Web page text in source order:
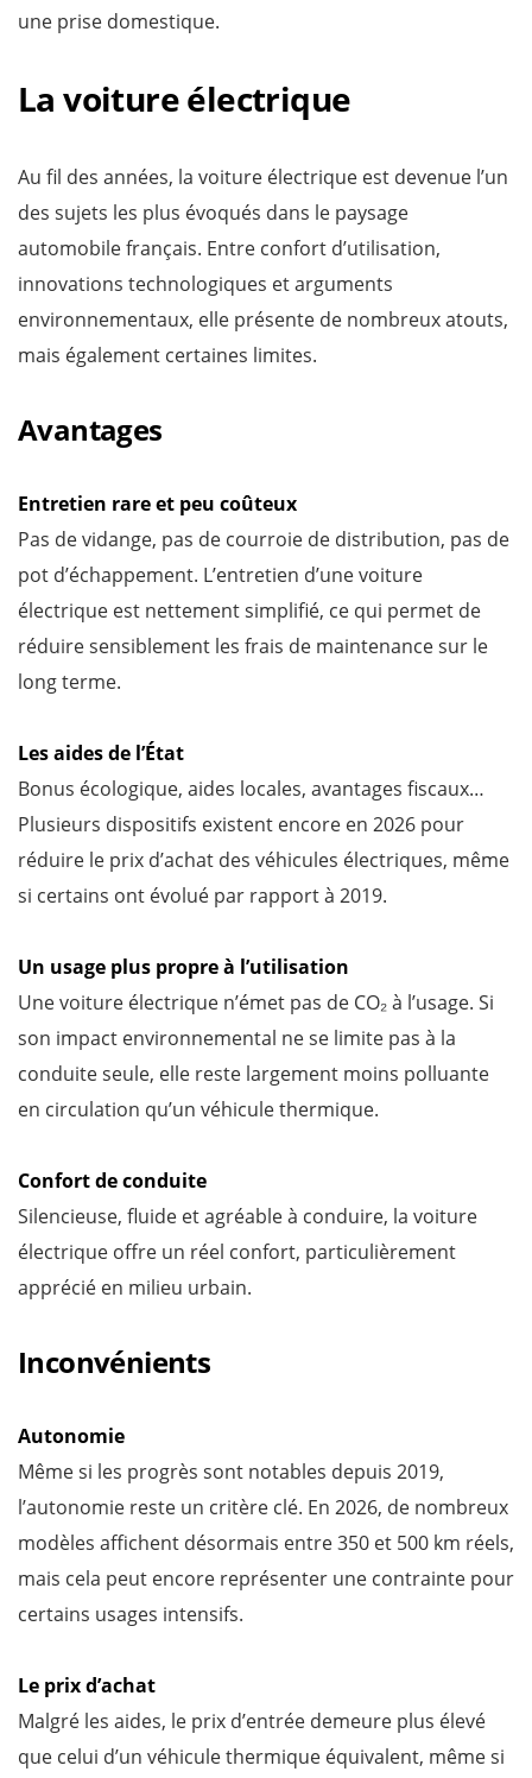
une prise domestique.
La voiture électrique
Au fil des années, la voiture électrique est devenue l’un
des sujets les plus évoqués dans le paysage
automobile français. Entre confort d’utilisation,
innovations technologiques et arguments
environnementaux, elle présente de nombreux atouts,
mais également certaines limites.
Avantages
Entretien rare et peu coûteux
Pas de vidange, pas de courroie de distribution, pas de
pot d’échappement. L’entretien d’une voiture
électrique est nettement simplifié, ce qui permet de
réduire sensiblement les frais de maintenance sur le
long terme.
Les aides de l’État
Bonus écologique, aides locales, avantages fiscaux…
Plusieurs dispositifs existent encore en 2026 pour
réduire le prix d’achat des véhicules électriques, même
si certains ont évolué par rapport à 2019.
Un usage plus propre à l’utilisation
Une voiture électrique n’émet pas de CO₂ à l’usage. Si
son impact environnemental ne se limite pas à la
conduite seule, elle reste largement moins polluante
en circulation qu’un véhicule thermique.
Confort de conduite
Silencieuse, fluide et agréable à conduire, la voiture
électrique offre un réel confort, particulièrement
apprécié en milieu urbain.
Inconvénients
Autonomie
Même si les progrès sont notables depuis 2019,
l’autonomie reste un critère clé. En 2026, de nombreux
modèles affichent désormais entre 350 et 500 km réels,
mais cela peut encore représenter une contrainte pour
certains usages intensifs.
Le prix d’achat
Malgré les aides, le prix d’entrée demeure plus élevé
que celui d’un véhicule thermique équivalent, même si